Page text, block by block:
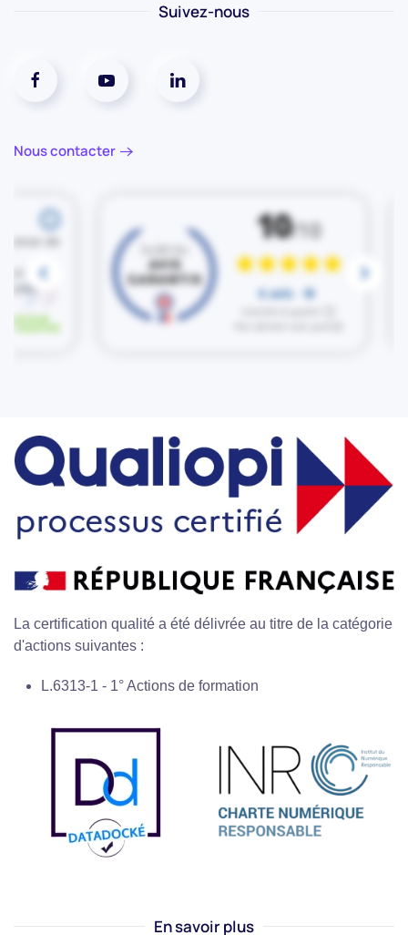
Suivez-nous
Réseaux social facebook Réseaux social youtube Réseaux social linkedin
Nous contacter
La certification qualité a été délivrée au titre de la catégorie
d'actions suivantes :
L.6313-1 - 1° Actions de formation
En savoir plus